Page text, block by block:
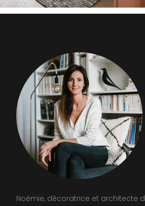
Noémie, décoratrice et architecte